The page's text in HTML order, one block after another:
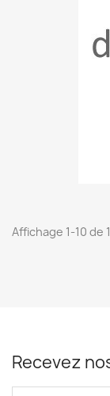
Affichage 1-10 de
Recevez